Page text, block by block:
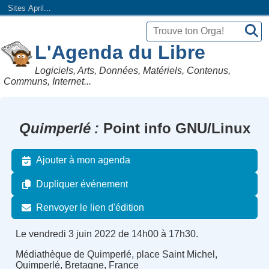
Sites April...
L'Agenda du Libre
Logiciels, Arts, Données, Matériels, Contenus,
Communs, Internet...
Quimperlé Point info GNU/Linux
Ajouter à mon agenda
Dupliquer événement
Renvoyer le lien d'édition
Le vendredi 3 juin 2022 de 14h00 à 17h30.
Médiathèque de Quimperlé, place Saint Michel,
Quimperlé, Bretagne, France